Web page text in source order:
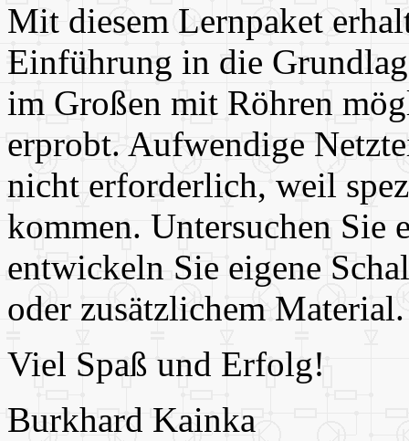
Mit diesem Lernpaket
Einführung in die
im Großen mit Röhren
erprobt. Aufwendige
nicht erforderlich, weil
kommen. Untersuchen Sie
entwickeln Sie eigene
oder zusätzlichem Material.
Viel Spaß und Erfolg!
Burkhard Kainka